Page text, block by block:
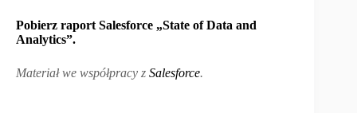
Pobierz raport Salesforce „State of Data and
Analytics”.
Materiał we współpracy z Salesforce.